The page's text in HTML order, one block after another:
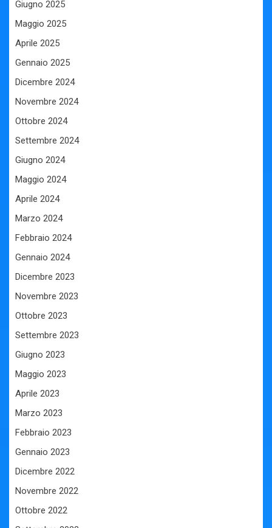
Giugno 2025
Maggio 2025
Aprile 2025
Gennaio 2025
Dicembre 2024
Novembre 2024
Ottobre 2024
Settembre 2024
Giugno 2024
Maggio 2024
Aprile 2024
Marzo 2024
Febbraio 2024
Gennaio 2024
Dicembre 2023
Novembre 2023
Ottobre 2023
Settembre 2023
Giugno 2023
Maggio 2023
Aprile 2023
Marzo 2023
Febbraio 2023
Gennaio 2023
Dicembre 2022
Novembre 2022
Ottobre 2022